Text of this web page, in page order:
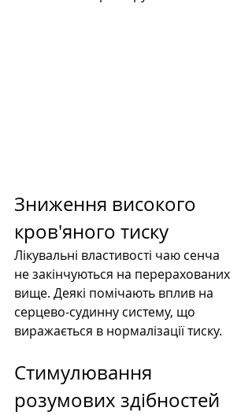
Зниження високого
кров'яного тиску
Лікувальні властивості чаю сенча
не закінчуються на перерахованих
вище. Деякі помічають вплив на
серцево-судинну систему, що
виражається в нормалізації тиску.
Стимулювання
розумових здібностей